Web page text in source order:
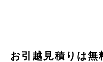
お引越見積りは無